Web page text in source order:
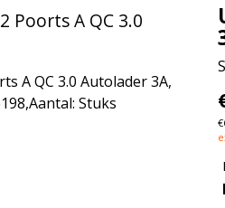
€
Poorts A QC 3.0
A QC 3.0 Autolader 3A,
Stuks